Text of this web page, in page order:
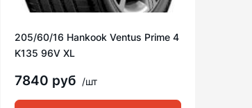
205/60/16 Hankook Ventus Prime 4
K135 96V XL
7840 руб /шт